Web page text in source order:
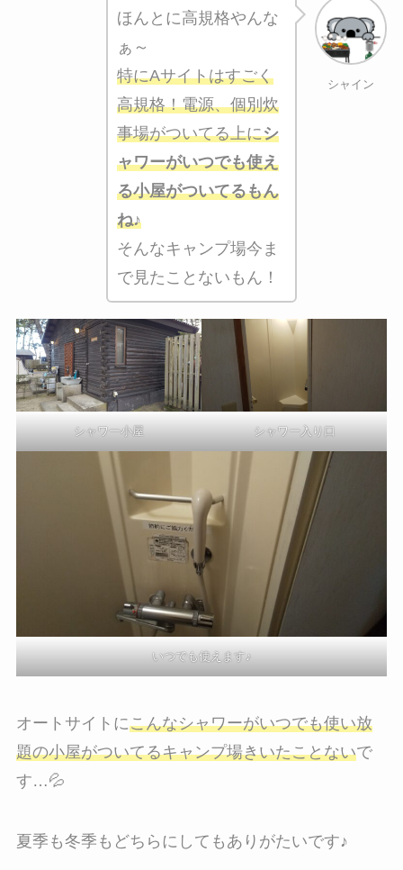
シャイン
ほんとに高規格やんな
ぁ～
特にAサイトはすごく
高規格！電源、個別炊
事場がついてる上にシ
ャワーがいつでも使え
る小屋がついてるもん
ね♪
そんなキャンプ場今ま
で見たことないもん！
シャワー小屋 シャワー入り口
いつでも使えます♪
オートサイトにこんなシャワーがいつでも使い放
題の小屋がついてるキャンプ場きいたことないで
す…💦
夏季も冬季もどちらにしてもありがたいです♪